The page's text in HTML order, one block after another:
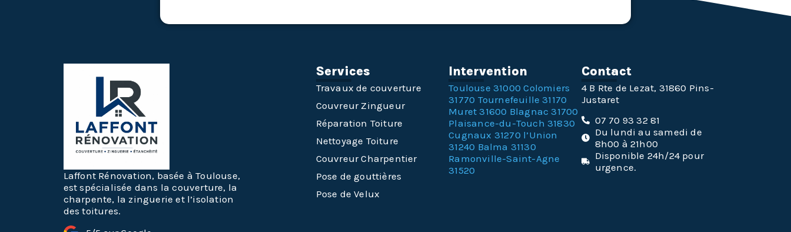
Laffont Rénovation, basée à Toulouse,
est spécialisée dans la couverture, la
charpente, la zinguerie et l’isolation
des toitures.
Services
Travaux de couverture
Couvreur Zingueur
Réparation Toiture
Nettoyage Toiture
Couvreur Charpentier
Pose de gouttières
Pose de Velux
Intervention
Toulouse 31000 Colomiers
31770 Tournefeuille 31170
Muret 31600 Blagnac 31700
Plaisance-du-Touch 31830
Cugnaux 31270 l’Union
31240 Balma 31130
Ramonville-Saint-Agne
31520
Contact
4 B Rte de Lezat, 31860 Pins-
Justaret
07 70 93 32 81
Du lundi au samedi de
8h00 à 21h00
Disponible 24h/24 pour
urgence.